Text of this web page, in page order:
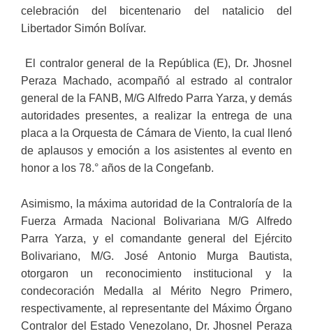
celebración del bicentenario del natalicio del
Libertador Simón Bolívar.
El contralor general de la República (E), Dr. Jhosnel
Peraza Machado, acompañó al estrado al contralor
general de la FANB, M/G Alfredo Parra Yarza, y demás
autoridades presentes, a realizar la entrega de una
placa a la Orquesta de Cámara de Viento, la cual llenó
de aplausos y emoción a los asistentes al evento en
honor a los 78.° años de la Congefanb.
Asimismo, la máxima autoridad de la Contraloría de la
Fuerza Armada Nacional Bolivariana M/G Alfredo
Parra Yarza, y el comandante general del Ejército
Bolivariano, M/G. José Antonio Murga Bautista,
otorgaron un reconocimiento institucional y la
condecoración Medalla al Mérito Negro Primero,
respectivamente, al representante del Máximo Órgano
Contralor del Estado Venezolano, Dr. Jhosnel Peraza